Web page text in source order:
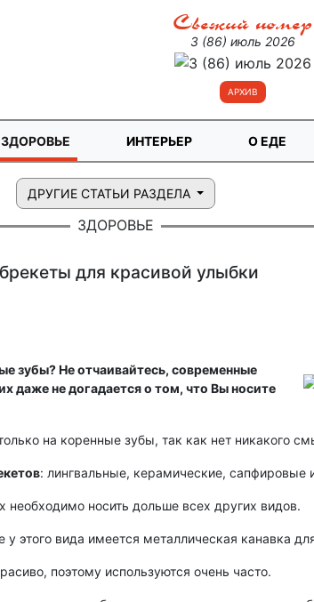
Свежий номер
3 (86) июль 2026
АРХИВ
ЗДОРОВЬЕ ИНТЕРЬЕР О ЕДЕ
ДРУГИЕ СТАТЬИ РАЗДЕЛА
ЗДОРОВЬЕ
для красивой улыбки
зубы? Не отчаивайтесь, современные
не догадается о том, что Вы носите
на коренные зубы, так как нет никакого
: лингвальные, керамические, сапфировые
носить дольше всех других видов.
вида имеется металлическая канавка
поэтому используются очень часто.